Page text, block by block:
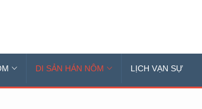
DI SẢN HÁN NÔM LỊCH VẠN SỰ